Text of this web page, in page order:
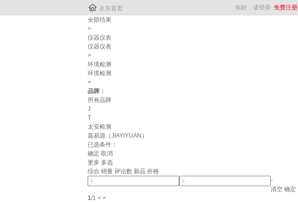
 京东首页 你好，请登录 免费注册
全部结果
>
仪器仪表
仪器仪表
>
环境检测
环境检测
>
品牌：
所有品牌
J
T
太安检测
嘉易源（JIAYIYUAN）
已选条件：
确定 取消
更多 多选
综合 销量 评论数 新品 价格
-
清空 确定
1/1 < >